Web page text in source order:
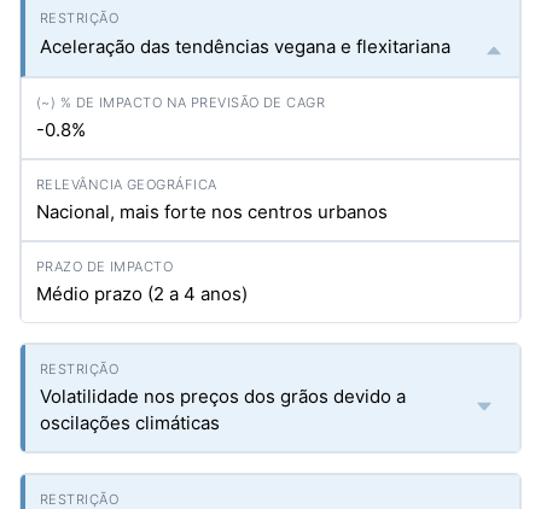
Aceleração das tendências vegana e flexitariana
-0.8%
Nacional, mais forte nos centros urbanos
Médio prazo (2 a 4 anos)
Volatilidade nos preços dos grãos devido a
oscilações climáticas